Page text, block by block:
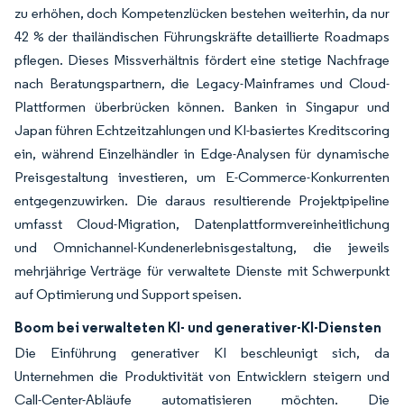
zu erhöhen, doch Kompetenzlücken bestehen weiterhin, da nur
42 % der thailändischen Führungskräfte detaillierte Roadmaps
pflegen. Dieses Missverhältnis fördert eine stetige Nachfrage
nach Beratungspartnern, die Legacy-Mainframes und Cloud-
Plattformen überbrücken können. Banken in Singapur und
Japan führen Echtzeitzahlungen und KI-basiertes Kreditscoring
ein, während Einzelhändler in Edge-Analysen für dynamische
Preisgestaltung investieren, um E-Commerce-Konkurrenten
entgegenzuwirken. Die daraus resultierende Projektpipeline
umfasst Cloud-Migration, Datenplattformvereinheitlichung
und Omnichannel-Kundenerlebnisgestaltung, die jeweils
mehrjährige Verträge für verwaltete Dienste mit Schwerpunkt
auf Optimierung und Support speisen.
Boom bei verwalteten KI- und generativer-KI-Diensten
Die Einführung generativer KI beschleunigt sich, da
Unternehmen die Produktivität von Entwicklern steigern und
Call-Center-Abläufe automatisieren möchten. Die